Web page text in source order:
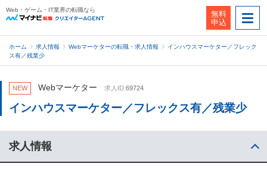
Web・ゲーム・IT業界の転職なら
無料
申込
ホーム 求人情報 Webマーケターの転職・求人情報
インハウスマーケター／フレック
ス有／残業少
NEW Webマーケター 求人ID:69724
インハウスマーケター／フレックス有／残業少
求人情報